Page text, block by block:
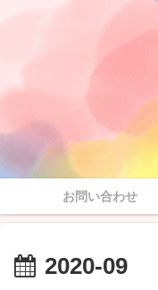
お問い合わせ
2020-09